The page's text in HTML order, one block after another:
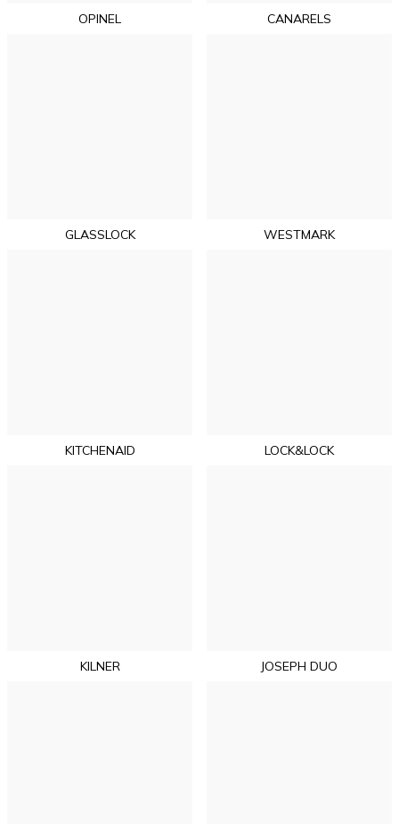
OPINEL CANARELS
GLASSLOCK WESTMARK
KITCHENAID LOCK&LOCK
KILNER JOSEPH DUO